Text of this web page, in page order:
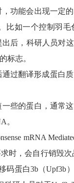
功能会出现一定
如一个控制羽
后，科研人员对
标志。
过翻译形成蛋白
些的蛋白，通常
。
mRNA
时，会自行销毁
蛋白3b（Upf3b